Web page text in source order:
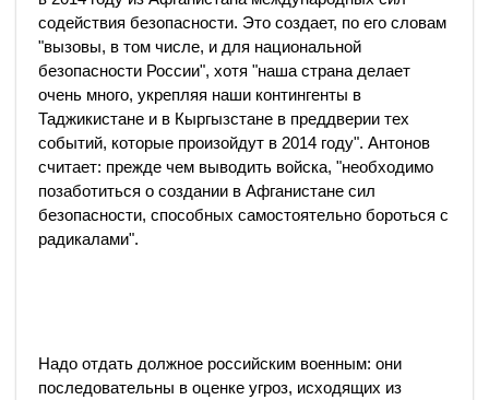
содействия безопасности. Это создает, по его словам
"вызовы, в том числе, и для национальной
безопасности России", хотя "наша страна делает
очень много, укрепляя наши контингенты в
Таджикистане и в Кыргызстане в преддверии тех
событий, которые произойдут в 2014 году". Антонов
считает: прежде чем выводить войска, "необходимо
позаботиться о создании в Афганистане сил
безопасности, способных самостоятельно бороться с
радикалами".
Надо отдать должное российским военным: они
последовательны в оценке угроз, исходящих из